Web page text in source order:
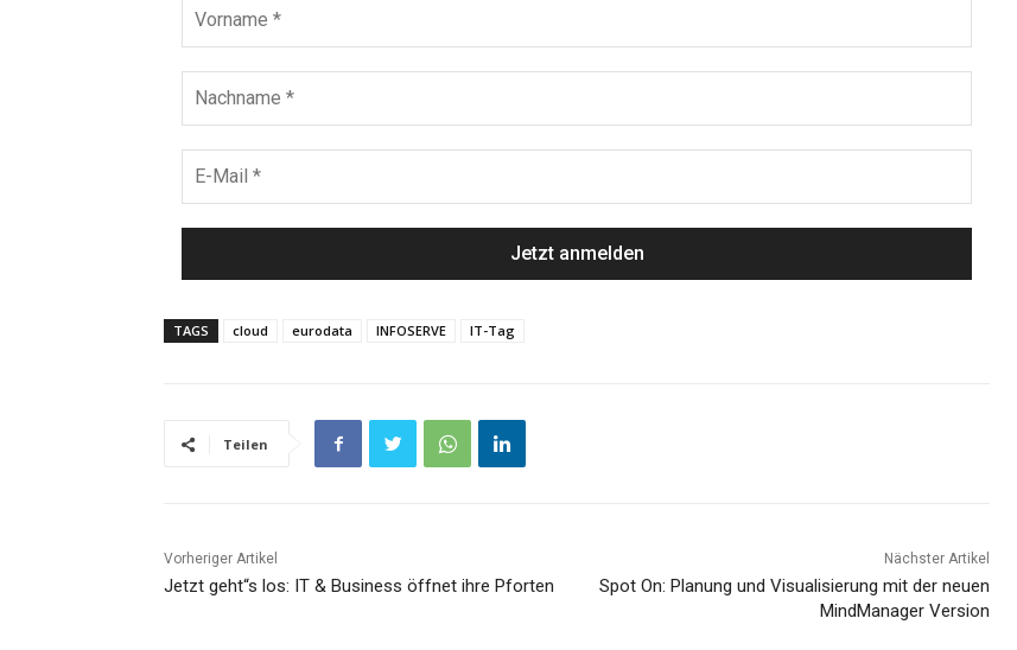
TAGS cloud eurodata INFOSERVE IT-Tag
Teilen
Vorheriger Artikel
Jetzt geht“s los: IT & Business öffnet ihre Pforten
Nächster Artikel
Spot On: Planung und Visualisierung mit der neuen
MindManager Version